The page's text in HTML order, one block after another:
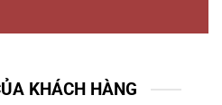
KHÁCH HÀNG